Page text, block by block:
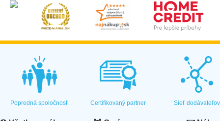
Popredná spoločnosť Certifikovaný partner Sieť dodávateľov